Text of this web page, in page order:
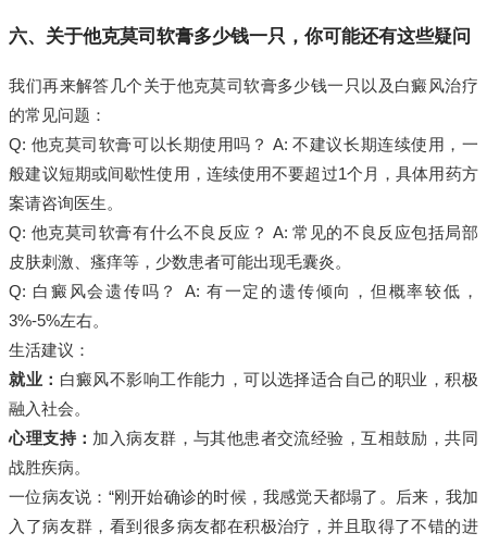
六、关于他克莫司软膏多少钱一只，你可能还有这些疑问
我们再来解答几个关于他克莫司软膏多少钱一只以及白癜风治疗
的常见问题：
Q: 他克莫司软膏可以长期使用吗？ A: 不建议长期连续使用，一
般建议短期或间歇性使用，连续使用不要超过1个月，具体用药方
案请咨询医生。
Q: 他克莫司软膏有什么不良反应？ A: 常见的不良反应包括局部
皮肤刺激、瘙痒等，少数患者可能出现毛囊炎。
Q: 白癜风会遗传吗？ A: 有一定的遗传倾向，但概率较低，
3%-5%左右。
生活建议：
就业： 白癜风不影响工作能力，可以选择适合自己的职业，积极
融入社会。
心理支持： 加入病友群，与其他患者交流经验，互相鼓励，共同
战胜疾病。
一位病友说：“刚开始确诊的时候，我感觉天都塌了。后来，我加
入了病友群，看到很多病友都在积极治疗，并且取得了不错的进